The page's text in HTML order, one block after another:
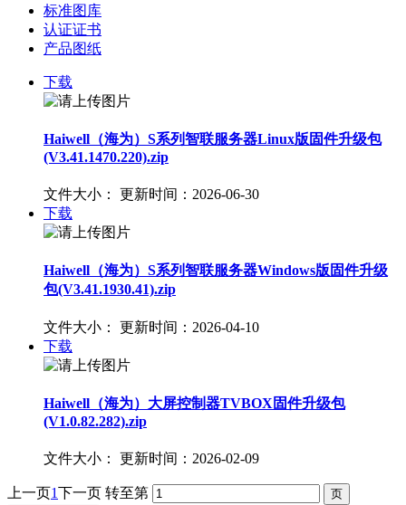
标准图库
认证证书
产品图纸
下载
Haiwell（海为）S系列智联服务器Linux版固件升级包
(V3.41.1470.220).zip
文件大小：
更新时间：2026-06-30
下载
Haiwell（海为）S系列智联服务器Windows版固件升级
包(V3.41.1930.41).zip
文件大小：
更新时间：2026-04-10
下载
Haiwell（海为）大屏控制器TVBOX固件升级包
(V1.0.82.282).zip
文件大小： 更新时间：2026-02-09
上一页1下一页 转至第